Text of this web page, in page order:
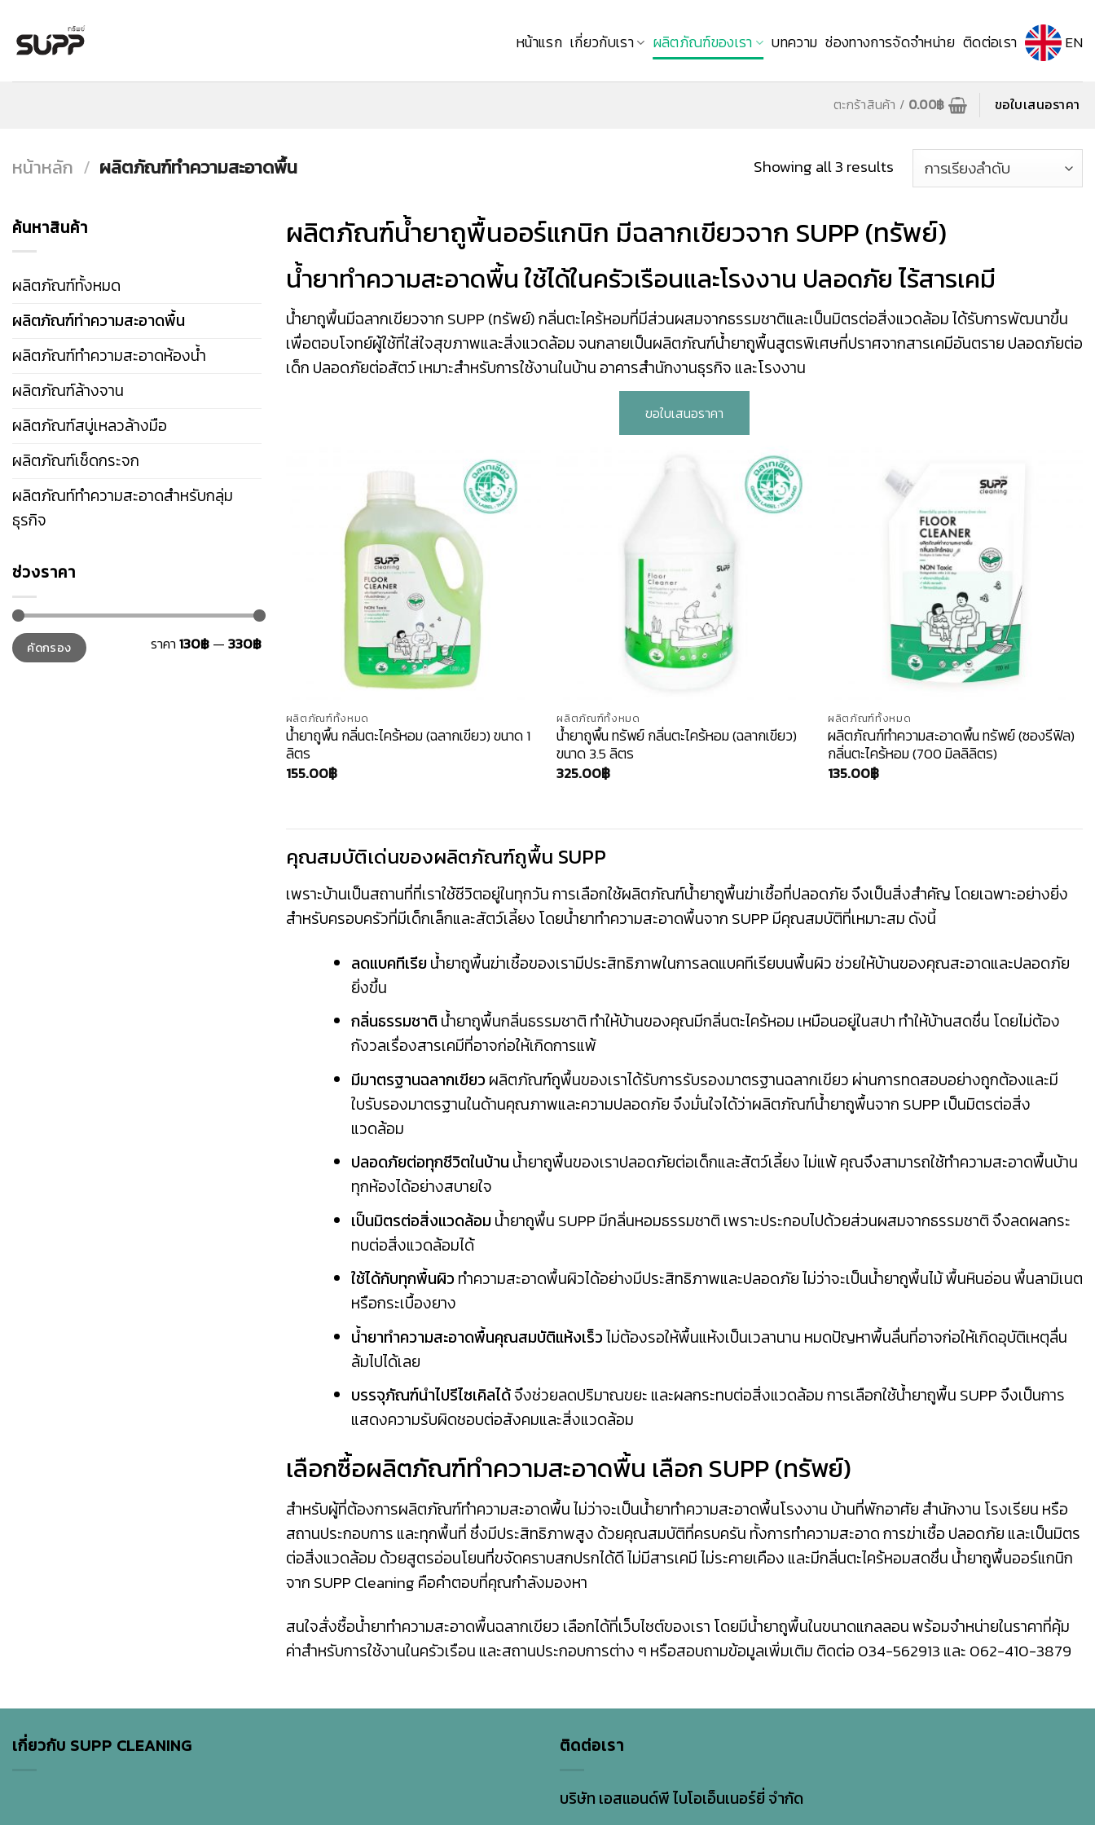
content
หน้าแรก เกี่ยวกับเรา ผลิตภัณฑ์ของเรา บทความ ช่องทางการจัดจำหน่าย ติดต่อเรา EN
ตะกร้าสินค้า / 0.00฿ ขอใบเสนอราคา
หน้าหลัก / ผลิตภัณฑ์ทำความสะอาดพื้น Showing all 3 results
ค้นหาสินค้า
ผลิตภัณฑ์ทั้งหมด
ผลิตภัณฑ์ทำความสะอาดพื้น
ผลิตภัณฑ์ทำความสะอาดห้องน้ำ
ผลิตภัณฑ์ล้างจาน
ผลิตภัณฑ์สบู่เหลวล้างมือ
ผลิตภัณฑ์เช็ดกระจก
ผลิตภัณท์ทำความสะอาดสำหรับกลุ่ม
ธุรกิจ
ช่วงราคา
ราคา
ต่ำ
สุด
ราคา
สูงสุดคัดกรอง ราคา130฿ — 330฿
ผลิตภัณฑ์น้ำยาถูพื้นออร์แกนิก มีฉลากเขียวจาก SUPP (ทรัพย์)
น้ำยาทำความสะอาดพื้น ใช้ได้ในครัวเรือนและโรงงาน ปลอดภัย ไร้สารเคมี
น้ำยาถูพื้นมีฉลากเขียวจาก SUPP (ทรัพย์) กลิ่นตะไคร้หอมที่มีส่วนผสมจากธรรมชาติและเป็นมิตรต่อสิ่งแวดล้อม ได้รับการพัฒนาขึ้น
เพื่อตอบโจทย์ผู้ใช้ที่ใส่ใจสุขภาพและสิ่งแวดล้อม จนกลายเป็นผลิตภัณฑ์น้ำยาถูพื้นสูตรพิเศษที่ปราศจากสารเคมีอันตราย ปลอดภัยต่อ
เด็ก ปลอดภัยต่อสัตว์ เหมาะสำหรับการใช้งานในบ้าน อาคารสำนักงานธุรกิจ และโรงงาน
ขอใบเสนอราคา
ผลิตภัณฑ์ทั้งหมด
น้ำยาถูพื้น กลิ่นตะไคร้หอม (ฉลากเขียว) ขนาด 1
ลิตร
155.00฿
ผลิตภัณฑ์ทั้งหมด
น้ำยาถูพื้น ทรัพย์ กลิ่นตะไคร้หอม (ฉลากเขียว)
ขนาด 3.5 ลิตร
325.00฿
ผลิตภัณฑ์ทั้งหมด
ผลิตภัณฑ์ทำความสะอาดพื้น ทรัพย์ (ซองรีฟิล)
กลิ่นตะไคร้หอม (700 มิลลิลิตร)
135.00฿
คุณสมบัติเด่นของผลิตภัณฑ์ถูพื้น SUPP
เพราะบ้านเป็นสถานที่ที่เราใช้ชีวิตอยู่ในทุกวัน การเลือกใช้ผลิตภัณฑ์น้ำยาถูพื้นฆ่าเชื้อที่ปลอดภัย จึงเป็นสิ่งสำคัญ โดยเฉพาะอย่างยิ่ง
สำหรับครอบครัวที่มีเด็กเล็กและสัตว์เลี้ยง โดยน้ำยาทำความสะอาดพื้นจาก SUPP มีคุณสมบัติที่เหมาะสม ดังนี้
ลดแบคทีเรียน้ำยาถูพื้นฆ่าเชื้อของเรามีประสิทธิภาพในการลดแบคทีเรียบนพื้นผิว ช่วยให้บ้านของคุณสะอาดและปลอดภัย
ยิ่งขึ้น
กลิ่นธรรมชาติน้ำยาถูพื้นกลิ่นธรรมชาติ ทำให้บ้านของคุณมีกลิ่นตะไคร้หอม เหมือนอยู่ในสปา ทำให้บ้านสดชื่น โดยไม่ต้อง
กังวลเรื่องสารเคมีที่อาจก่อให้เกิดการแพ้
มีมาตรฐานฉลากเขียว ผลิตภัณฑ์ถูพื้นของเราได้รับการรับรองมาตรฐานฉลากเขียว ผ่านการทดสอบอย่างถูกต้องและมี
ใบรับรองมาตรฐานในด้านคุณภาพและความปลอดภัย จึงมั่นใจได้ว่าผลิตภัณฑ์น้ำยาถูพื้นจาก SUPP เป็นมิตรต่อสิ่ง
แวดล้อม
ปลอดภัยต่อทุกชีวิตในบ้านน้ำยาถูพื้นของเราปลอดภัยต่อเด็กและสัตว์เลี้ยง ไม่แพ้ คุณจึงสามารถใช้ทำความสะอาดพื้นบ้าน
ทุกห้องได้อย่างสบายใจ
เป็นมิตรต่อสิ่งแวดล้อมน้ำยาถูพื้น SUPP มีกลิ่นหอมธรรมชาติ เพราะประกอบไปด้วยส่วนผสมจากธรรมชาติ จึงลดผลกระ
ทบต่อสิ่งแวดล้อมได้
ใช้ได้กับทุกพื้นผิว ทำความสะอาดพื้นผิวได้อย่างมีประสิทธิภาพและปลอดภัย ไม่ว่าจะเป็นน้ำยาถูพื้นไม้ พื้นหินอ่อน พื้นลามิเนต
หรือกระเบื้องยาง
น้ำยาทำความสะอาดพื้นคุณสมบัติแห้งเร็วไม่ต้องรอให้พื้นแห้งเป็นเวลานาน หมดปัญหาพื้นลื่นที่อาจก่อให้เกิดอุบัติเหตุลื่น
ล้มไปได้เลย
บรรจุภัณฑ์นำไปรีไซเคิลได้จึงช่วยลดปริมาณขยะ และผลกระทบต่อสิ่งแวดล้อม การเลือกใช้น้ำยาถูพื้น SUPP จึงเป็นการ
แสดงความรับผิดชอบต่อสังคมและสิ่งแวดล้อม
เลือกซื้อผลิตภัณฑ์ทำความสะอาดพื้น เลือก SUPP (ทรัพย์)
สำหรับผู้ที่ต้องการผลิตภัณฑ์ทำความสะอาดพื้น ไม่ว่าจะเป็นน้ำยาทําความสะอาดพื้นโรงงาน บ้านที่พักอาศัย สำนักงาน โรงเรียน หรือ
สถานประกอบการ และทุกพื้นที่ ซึ่งมีประสิทธิภาพสูง ด้วยคุณสมบัติที่ครบครัน ทั้งการทำความสะอาด การฆ่าเชื้อ ปลอดภัย และเป็นมิตร
ต่อสิ่งแวดล้อม ด้วยสูตรอ่อนโยนที่ขจัดคราบสกปรกได้ดี ไม่มีสารเคมี ไม่ระคายเคือง และมีกลิ่นตะไคร้หอมสดชื่น น้ำยาถูพื้นออร์แกนิก
จาก SUPP Cleaning คือคำตอบที่คุณกำลังมองหา
สนใจสั่งซื้อน้ำยาทำความสะอาดพื้นฉลากเขียว เลือกได้ที่เว็บไซต์ของเรา โดยมีน้ำยาถูพื้นในขนาดแกลลอน พร้อมจำหน่ายในราคาที่คุ้ม
ค่าสำหรับการใช้งานในครัวเรือน และสถานประกอบการต่าง ๆ หรือสอบถามข้อมูลเพิ่มเติม ติดต่อ 034-562913 และ 062-410-3879
เกี่ยวกับ SUPP CLEANING ติดต่อเรา
บริษัท เอสแอนด์พี ไบโอเอ็นเนอร์ยี่ จำกัด